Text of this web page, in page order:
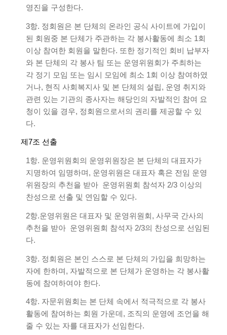
영진을 구성한다.
3항. 정회원은 본 단체의 온라인 공식 사이트에 가입이
된 회원중 본 단체가 주관하는 각 봉사활동에 최소 1회
이상 참여한 회원을 말한다. 또한 정기적인 회비 납부자
와 본 단체의 각 봉사 팀 또는 운영위원회가 주최하는
각 정기 모임 또는 임시 모임에 최소 1회 이상 참여하였
거나, 현직 사회복지사 및 본 단체의 설립, 운영 취지와
관련 있는 기관의 종사자는 해당인의 자발적인 참여 요
청이 있을 경우, 정회원으로서의 권리를 제공할 수 있
다.
제7조 선출
1항. 운영위원회의 운영위원장은 본 단체의 대표자가
지명하여 임명하며, 운영위원은 대표자 혹은 전임 운영
위원장의 추천을 받아 운영위원회 참석자 2/3 이상의
찬성으로 선출 및 연임할 수 있다.
2항.운영위원은 대표자 및 운영위원회, 사무국 간사의
추천을 받아 운영위원회 참석자 2/3의 찬성으로 선임된
다.
3항. 정회원은 본인 스스로 본 단체의 가입을 희망하는
자에 한하며, 자발적으로 본 단체가 운영하는 각 봉사활
동에 참여하여야 한다.
4항. 자문위원회는 본 단체 속에서 적극적으로 각 봉사
활동에 참여하는 회원 가운데, 조직의 운영에 조언을 해
줄 수 있는 자를 대표자가 선임한다.